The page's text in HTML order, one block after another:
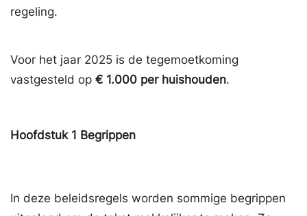
regeling.
Voor het jaar 2025 is de tegemoetkoming
vastgesteld op € 1.000 per huishouden.
Hoofdstuk 1 Begrippen
In deze beleidsregels worden sommige begrippen